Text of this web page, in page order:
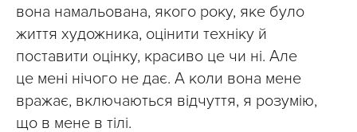
вона намальована, якого року, яке було
життя художника, оцінити техніку й
поставити оцінку, красиво це чи ні. Але
це мені нічого не дає. А коли вона мене
вражає, включаються відчуття, я розумію,
що в мене в тілі.